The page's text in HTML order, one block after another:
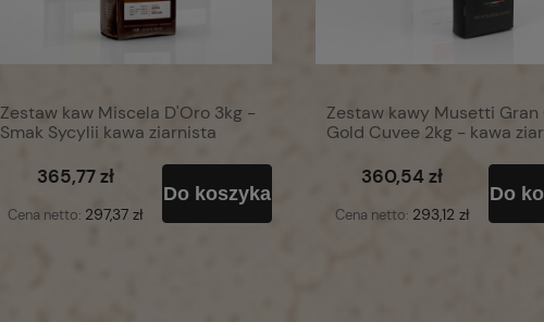
Zestaw kaw Miscela D'Oro 3kg -
Smak Sycylii kawa ziarnista
365,77 zł
Cena netto: 297,37 zł
Do koszyka
Zestaw kawy Musetti Gran
Gold Cuvee 2kg - kawa
360,54 zł
Cena netto: 293,12 zł
Do